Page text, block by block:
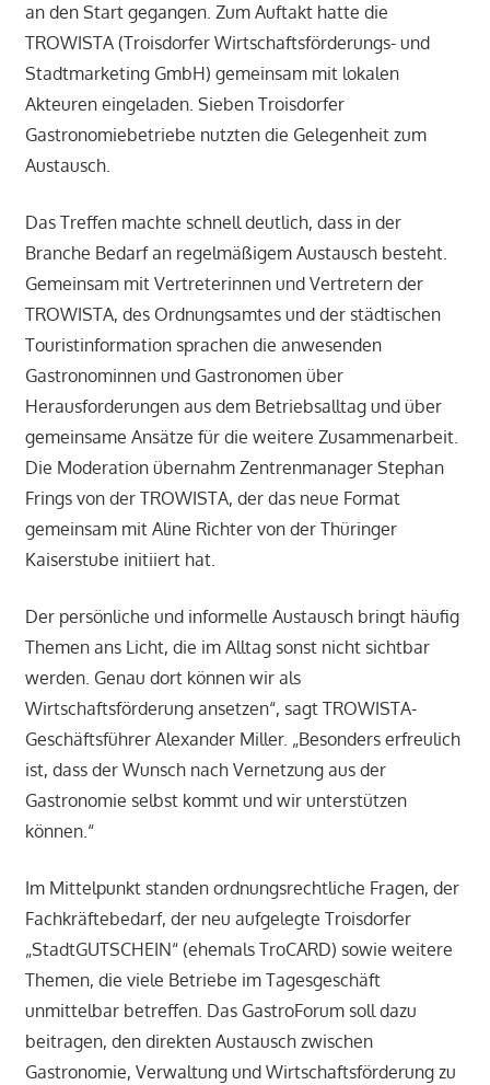
an den Start gegangen. Zum Auftakt hatte die
TROWISTA (Troisdorfer Wirtschaftsförderungs- und
Stadtmarketing GmbH) gemeinsam mit lokalen
Akteuren eingeladen. Sieben Troisdorfer
Gastronomiebetriebe nutzten die Gelegenheit zum
Austausch.
Das Treffen machte schnell deutlich, dass in der
Branche Bedarf an regelmäßigem Austausch besteht.
Gemeinsam mit Vertreterinnen und Vertretern der
TROWISTA, des Ordnungsamtes und der städtischen
Touristinformation sprachen die anwesenden
Gastronominnen und Gastronomen über
Herausforderungen aus dem Betriebsalltag und über
gemeinsame Ansätze für die weitere Zusammenarbeit.
Die Moderation übernahm Zentrenmanager Stephan
Frings von der TROWISTA, der das neue Format
gemeinsam mit Aline Richter von der Thüringer
Kaiserstube initiiert hat.
Der persönliche und informelle Austausch bringt häufig
Themen ans Licht, die im Alltag sonst nicht sichtbar
werden. Genau dort können wir als
Wirtschaftsförderung ansetzen“, sagt TROWISTA-
Geschäftsführer Alexander Miller. „Besonders erfreulich
ist, dass der Wunsch nach Vernetzung aus der
Gastronomie selbst kommt und wir unterstützen
können.“
Im Mittelpunkt standen ordnungsrechtliche Fragen, der
Fachkräftebedarf, der neu aufgelegte Troisdorfer
„StadtGUTSCHEIN“ (ehemals TroCARD) sowie weitere
Themen, die viele Betriebe im Tagesgeschäft
unmittelbar betreffen. Das GastroForum soll dazu
beitragen, den direkten Austausch zwischen
Gastronomie, Verwaltung und Wirtschaftsförderung zu